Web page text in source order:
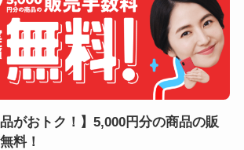
がおトク！】5,000円分の商品の販
料！